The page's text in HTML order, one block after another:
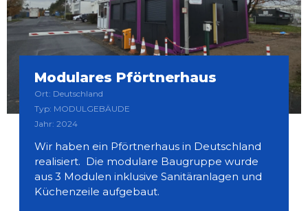
Modulares Pförtnerhaus
Ort: Deutschland
Typ: MODULGEBÄUDE
Jahr: 2024
Wir haben ein Pförtnerhaus in Deutschland
realisiert. Die modulare Baugruppe wurde
aus 3 Modulen inklusive Sanitäranlagen und
Küchenzeile aufgebaut.